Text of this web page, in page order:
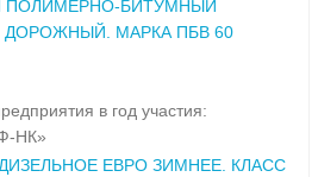
ПОЛИМЕРНО-БИТУМНЫЙ
МАРКА ПБВ 60
в год участия:
НК»
ЕВРО ЗИМНЕЕ. КЛАСС